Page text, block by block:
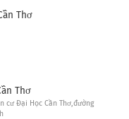
Thơ
Thơ
cư Đại Học Cần Thơ,đường